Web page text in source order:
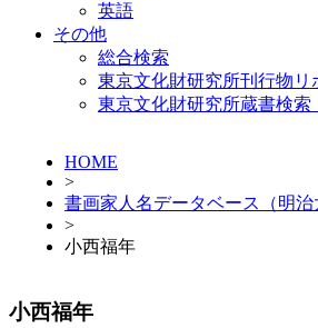
英語
その他
総合検索
東京文化財研究所刊行物リ
東京文化財研究所蔵書検索
HOME
>
書画家人名データベース（明治
>
小西福年
小西福年